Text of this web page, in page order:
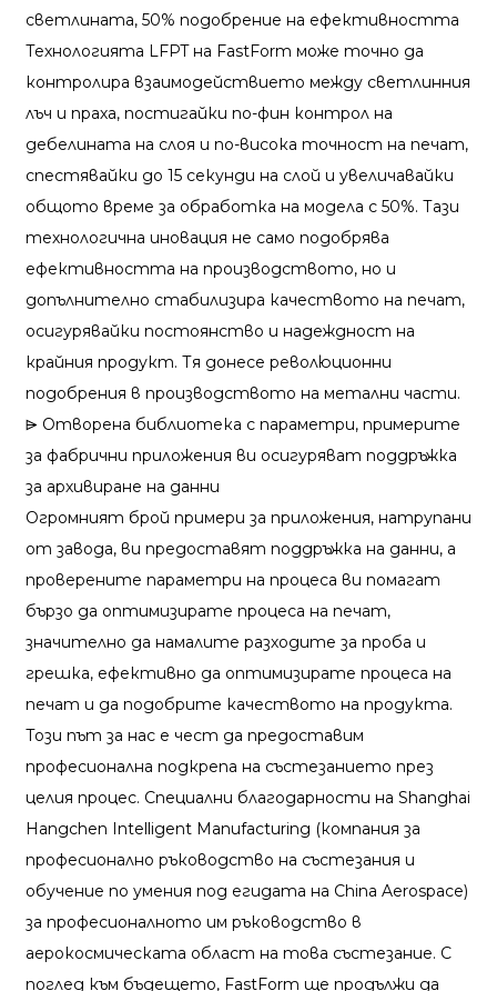
светлината, 50% подобрение на ефективността
Технологията LFPT на FastForm може точно да
контролира взаимодействието между светлинния
лъч и праха, постигайки по-фин контрол на
дебелината на слоя и по-висока точност на печат,
спестявайки до 15 секунди на слой и увеличавайки
общото време за обработка на модела с 50%. Тази
технологична иновация не само подобрява
ефективността на производството, но и
допълнително стабилизира качеството на печат,
осигурявайки постоянство и надеждност на
крайния продукт. Тя донесе революционни
подобрения в производството на метални части.
⩥ Отворена библиотека с параметри, примерите
за фабрични приложения ви осигуряват поддръжка
за архивиране на данни
Огромният брой примери за приложения, натрупани
от завода, ви предоставят поддръжка на данни, а
проверените параметри на процеса ви помагат
бързо да оптимизирате процеса на печат,
значително да намалите разходите за проба и
грешка, ефективно да оптимизирате процеса на
печат и да подобрите качеството на продукта.
Този път за нас е чест да предоставим
професионална подкрепа на състезанието през
целия процес. Специални благодарности на Shanghai
Hangchen Intelligent Manufacturing (компания за
професионално ръководство на състезания и
обучение по умения под егидата на China Aerospace)
за професионалното им ръководство в
аерокосмическата област на това състезание. С
поглед към бъдещето, FastForm ще продължи да